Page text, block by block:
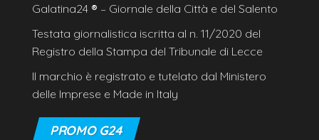
Galatina24 ® – Giornale della Città e del Salento
Testata giornalistica iscritta al n. 11/2020 del
Registro della Stampa del Tribunale di Lecce
Il marchio è registrato e tutelato dal Ministero
delle Imprese e Made in Italy
PROMO G24